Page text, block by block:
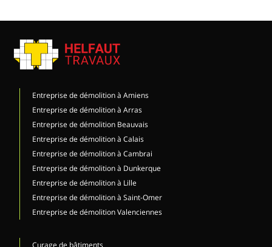
Entreprise de démolition à Amiens
Entreprise de démolition à Arras
Entreprise de démolition Beauvais
Entreprise de démolition à Calais
Entreprise de démolition à Cambrai
Entreprise de démolition à Dunkerque
Entreprise de démolition à Lille
Entreprise de démolition à Saint-Omer
Entreprise de démolition Valenciennes
Curage de bâtiments